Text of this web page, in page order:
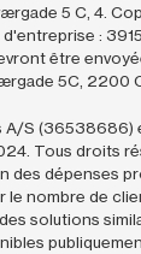
5 C, 4.
d'entreprise :
être
5C, 2200
S (36538686)
Tous droits
des dépenses
le nombre de
solutions